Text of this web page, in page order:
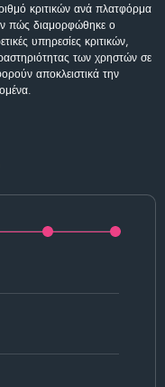
κριτικών ανά πλατφόρμα
πώς διαμορφώθηκε ο
υπηρεσίες κριτικών,
των χρηστών σε
αποκλειστικά την